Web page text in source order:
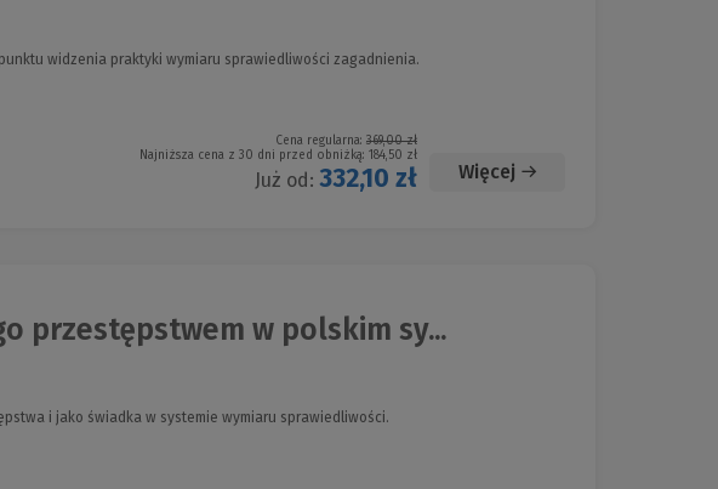
widzenia praktyki wymiaru sprawiedliwości zagadnienia.
Cena regularna: 369,00 zł
Najniższa cena z 30 dni przed obniżką: 184,50 zł
Już od: 332,10 zł Więcej
przestępstwem w polskim sy...
i jako świadka w systemie wymiaru sprawiedliwości.